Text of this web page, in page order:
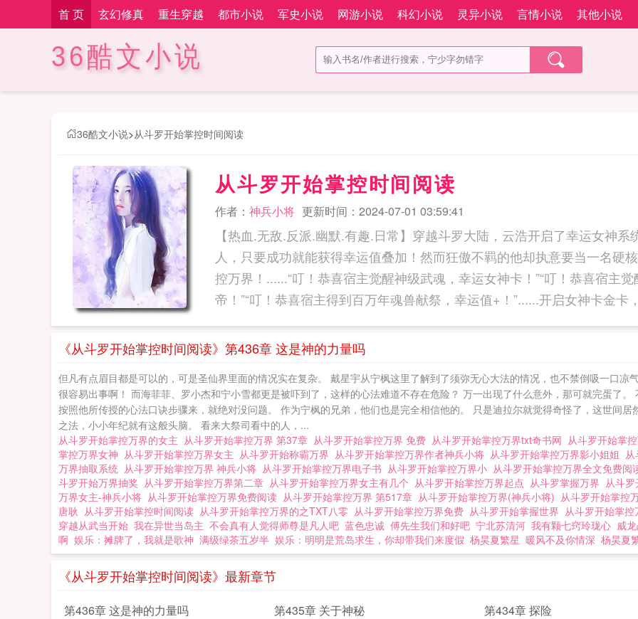
首 页 玄幻修真 重生穿越 都市小说 军史小说 网游小说 科幻小说 灵异小说 言情小说 其他小说
36酷文小说
36酷文小说>从斗罗开始掌控时间阅读
从斗罗开始掌控时间阅读
作者： 神兵小将 更新时间：2024-07-01 03:59:41
【热血.无敌.反派.幽默.有趣.日常】穿越斗罗大陆，云浩开启了幸运女神
人，只要成功就能获得幸运值叠加！然而狂傲不羁的他却执意要当一名硬
控万界！......“叮！恭喜宿主觉醒神级武魂，幸运女神卡！”“叮！恭喜宿主
帝！”“叮！恭喜宿主得到百万年魂兽献祭，幸运值+！”......开启女神卡金卡
《从斗罗开始掌控时间阅读》第436章 这是神的力量吗
但凡有点眉目都是可以的，可是圣仙界里面的情况实在复杂。 戴星宇从宁枫这里了解到了须弥无心大法的情况，也不禁倒吸一口
很容易出事啊！ 而海菲菲、罗小杰和宁小雪都更是被吓到了，这样的心法难道不存在危险？ 万一出现了什么意外，那可就完蛋了
按照他所传授的心法口诀步骤来，就绝对没问题。 作为宁枫的兄弟，他们也是完全相信他的。 只是迪拉尔就觉得奇怪了，这世间
之法，小小年纪就有这般头脑。 看来大祭司看中的人，...
从斗罗开始掌控万界的女主 从斗罗开始掌控万界 第37章 从斗罗开始掌控万界 免费 从斗罗开始掌控万界txt奇书网 从斗罗开始掌
掌控万界女神 从斗罗开始掌控万界女主 从斗罗开始称霸万界 从斗罗开始掌控万界作者神兵小将 从斗罗开始掌控万界影小姐姐
万界抽取系统 从斗罗开始掌控万界 神兵小将 从斗罗开始掌控万界电子书 从斗罗开始掌控万界小 从斗罗开始掌控万界全文免费
斗罗开始万界抽奖 从斗罗开始掌控万界第二章 从斗罗开始掌控万界女主有几个 从斗罗开始掌控万界起点 从斗罗掌握万界 从斗
万界女主-神兵小将 从斗罗开始掌控万界免费阅读 从斗罗开始掌控万界 第517章 从斗罗开始掌控万界(神兵小将) 从斗罗开始掌控
唐耿 从斗罗开始掌控时间阅读 从斗罗开始掌控万界的之TXT八零 从斗罗开始掌控万界免费 从斗罗开始掌握世界 从斗罗开始掌
穿越从武当开始 我在异世当岛主 不会真有人觉得师尊是凡人吧 蓝色忠诚 傅先生我们和好吧 宁北苏清河 我有颗七窍玲珑心 威
啊 娱乐：摊牌了，我就是歌神 满级绿茶五岁半 娱乐：明明是荒岛求生，你却带我们来度假 杨昊夏繁星 暖风不及你情深 杨昊夏
《从斗罗开始掌控时间阅读》最新章节
第436章 这是神的力量吗 第435章 关于神秘
第434章 探险